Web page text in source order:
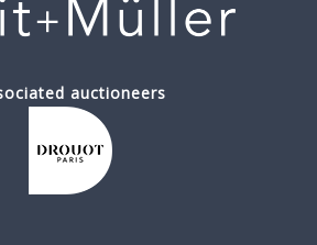
auctioneers